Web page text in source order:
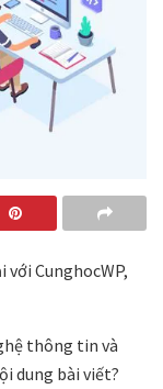
với CunghocWP,
thông tin và
dung bài viết?